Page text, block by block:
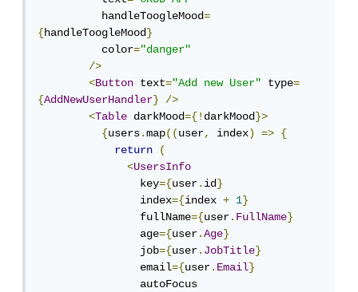
          handleToogleMood
=
{handleToogleMood}
          color
="danger"
/>
<Button text="Add new User" type=
{AddNewUserHandler}
/>
<Table darkMood={!darkMood}>
{users.map((user, index) =>
{
return
(
<UsersInfo
                key
={user.id}
                index
={index + 1}
                fullName
={user.FullName}
                age
={user.Age}
                job
={user.JobTitle}
                email
={user.Email}
                autoFocus